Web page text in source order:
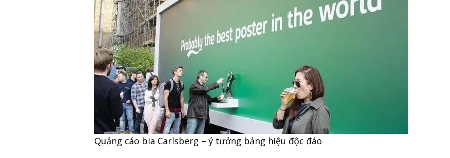
Quảng cáo bia Carlsberg – ý tưởng bảng hiệu độc đáo